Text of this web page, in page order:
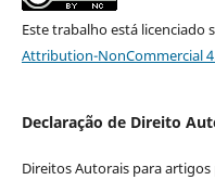
Este trabalho está licenciado
Attribution-NonCommercial
Declaração de Direito
Direitos Autorais para